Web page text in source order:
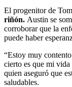
El progenitor de
riñón. Austin se
corroborar que la
puede haber
“Estoy muy
cierto es que mi
quien aseguró que
saludables.